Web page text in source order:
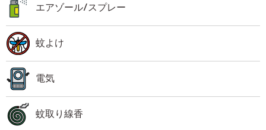
エアゾール/スプレー
蚊よけ
電気
蚊取り線香